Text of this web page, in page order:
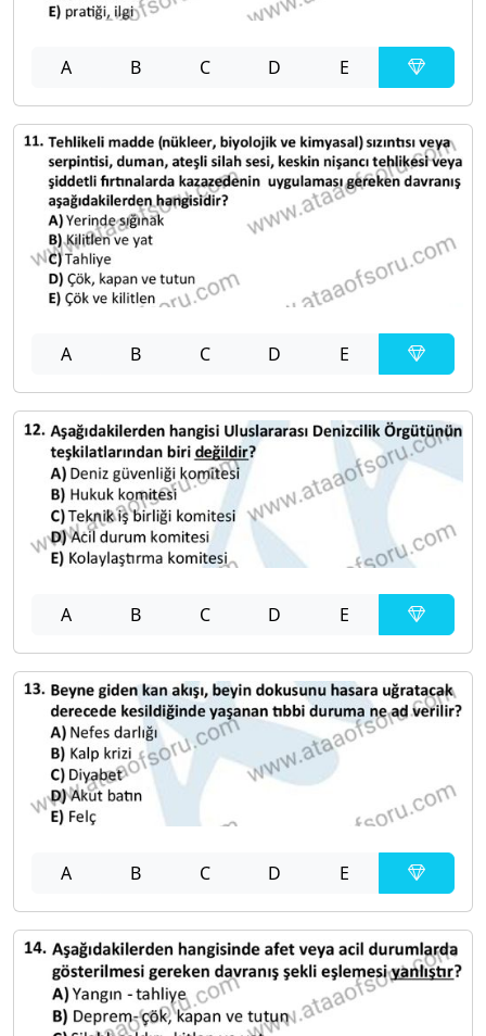
A B C D E
A B C D E
A B C D E
A B C D E